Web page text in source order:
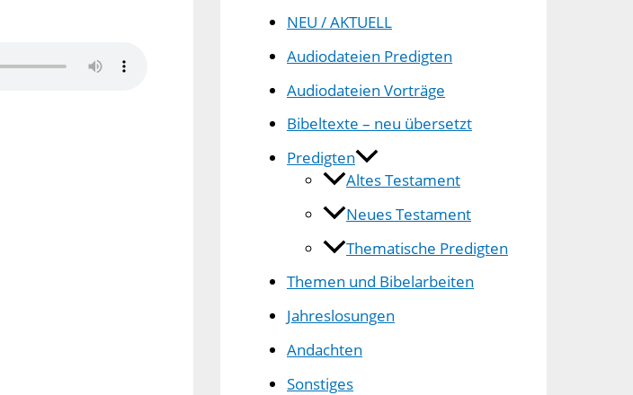
NEU / AKTUELL
Audiodateien Predigten
Audiodateien Vorträge
Bibeltexte – neu übersetzt
Predigten
Altes Testament
Neues Testament
Thematische Predigten
Themen und Bibelarbeiten
Jahreslosungen
Andachten
Sonstiges